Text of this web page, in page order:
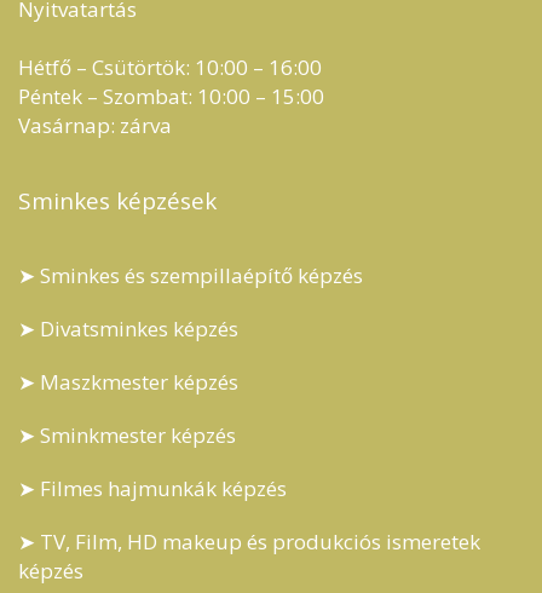
Nyitvatartás
Hétfő – Csütörtök: 10:00 – 16:00
Péntek – Szombat: 10:00 – 15:00
Vasárnap: zárva
Sminkes képzések
➤ Sminkes és szempillaépítő képzés
➤ Divatsminkes képzés
➤ Maszkmester képzés
➤ Sminkmester képzés
➤ Filmes hajmunkák képzés
➤ TV, Film, HD makeup és produkciós ismeretek
képzés